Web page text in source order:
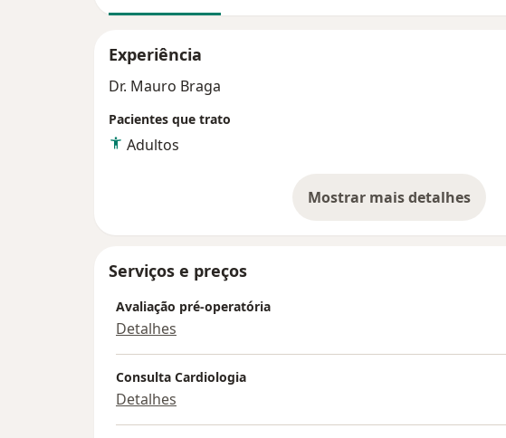
Experiência
Dr. Mauro Braga
Pacientes que trato
Adultos
Mostrar mais detalhes
sobre a
Serviços e preços
Avaliação pré-operatória
Detalhes
Consulta Cardiologia
Detalhes